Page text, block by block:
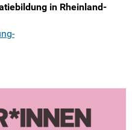
in Rheinland-